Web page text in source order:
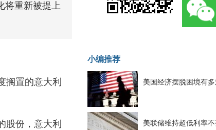
，全产业链解析
将重新被提上
搁置的意大利
股份，意大利
小编推荐
美国经济摆脱困境有
美联储维持超低利率